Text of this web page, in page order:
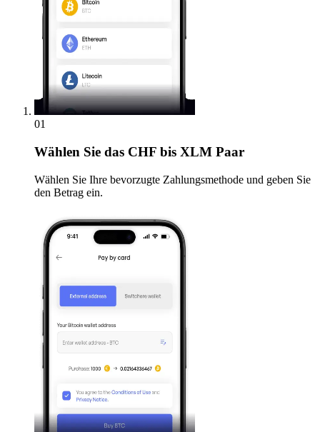
01
Wählen Sie das CHF bis XLM Paar
Wählen Sie Ihre bevorzugte Zahlungsmethode und geben Sie
den Betrag ein.